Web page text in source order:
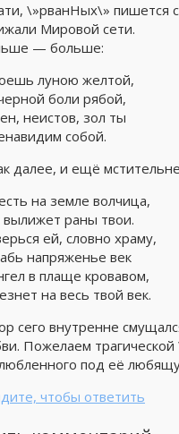
\»рванНых\» пишется
Мировой сети.
— больше:
луною желтой,
боли рябой,
неистов, зол ты
собой.
далее, и ещё
на земле волчица,
вылижет раны твои.
ей, словно храму,
напряженье век
в плаще кровавом,
на весь твой век.
сего внутренне
Пожелаем
под её
чтобы ответить